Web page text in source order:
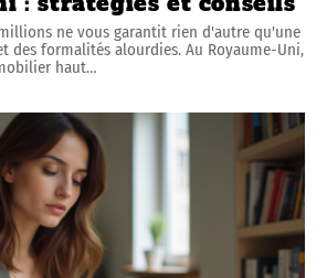
ne vous garantit rien d'autre qu'une
des formalités alourdies. Au Royaume-Uni,
haut…